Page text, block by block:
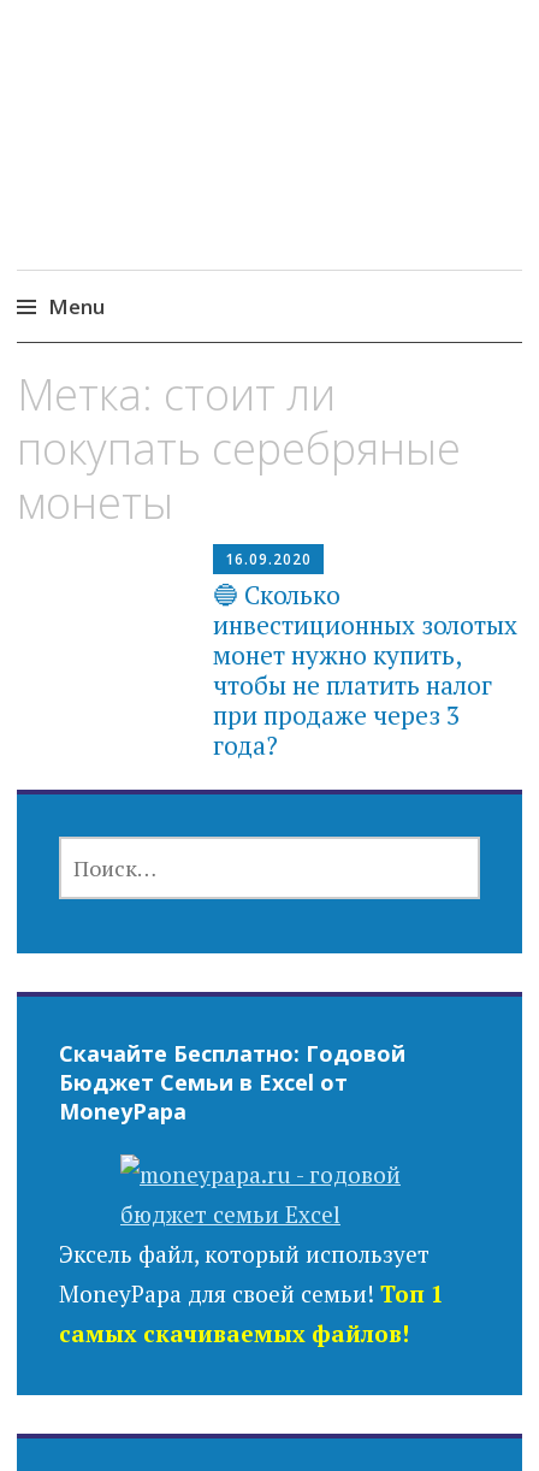
Menu
to
Метка: стоит ли
покупать серебряные
монеты
16.09.2020
🔵 Сколько
инвестиционных золотых
монет нужно купить,
чтобы не платить налог
при продаже через 3
года?
Скачайте Бесплатно: Годовой
Бюджет Семьи в Excel от
MoneyPapa
Эксель файл, который использует
MoneyPapa для своей семьи! Топ 1
самых скачиваемых файлов!